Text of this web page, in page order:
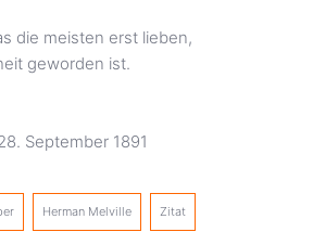
die meisten erst lieben,
geworden ist.
September 1891
Herman Melville Zitat